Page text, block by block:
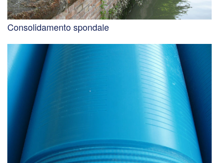
Consolidamento spondale